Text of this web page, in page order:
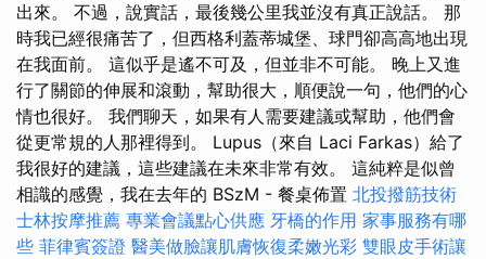
出來。 不過，說實話，最後幾公里我並沒有真正說話。 那
時我已經很痛苦了，但西格利蓋蒂城堡、球門卻高高地出現
在我面前。 這似乎是遙不可及，但並非不可能。 晚上又進
行了關節的伸展和滾動，幫助很大，順便說一句，他們的心
情也很好。 我們聊天，如果有人需要建議或幫助，他們會
從更常規的人那裡得到。 Lupus（來自 Laci Farkas）給了
我很好的建議，這些建議在未來非常有效。 這純粹是似曾
相識的感覺，我在去年的 BSzM - 餐桌佈置 北投撥筋技術
士林按摩推薦 專業會議點心供應 牙橋的作用 家事服務有哪
些 菲律賓簽證 醫美做臉讓肌膚恢復柔嫩光彩 雙眼皮手術讓